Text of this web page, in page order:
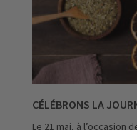
CÉLÉBRONS LA
Le 21 mai, à l’occasion